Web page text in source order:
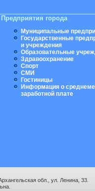
Предприятия города
Муниципальные
Государственные
и учреждения
Образовательные
Здравоохранение
Спорт
СМИ
Гостиницы
Информация о
заработной плате
обл., ул. Ленина, 33.